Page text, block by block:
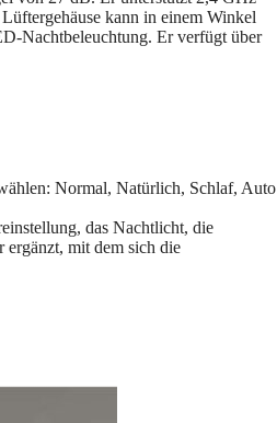
kann in einem Winkel
Nachtbeleuchtung. Er verfügt über
Normal, Natürlich, Schlaf, Auto
das Nachtlicht, die
ergänzt, mit dem sich die